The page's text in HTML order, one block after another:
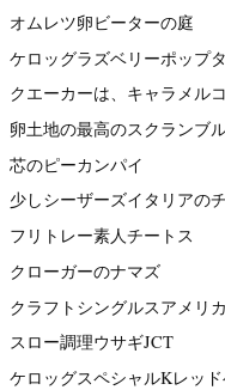
オムレツ卵ビーターの庭
ケロッグラズベリーポップ
クエーカーは、キャラメル
卵土地の最高のスクランブ
芯のピーカンパイ
少しシーザーズイタリアの
フリトレー素人チートス
クローガーのナマズ
クラフトシングルスアメリ
スロー調理ウサギJCT
ケロッグスペシャルKレッ